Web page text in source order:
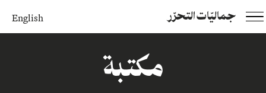
English جماليّات التحرّر
مكتبة